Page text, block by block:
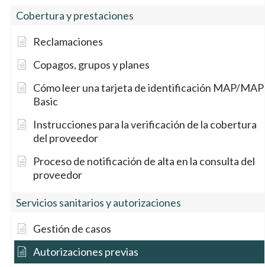
Cobertura y prestaciones
Reclamaciones
Copagos, grupos y planes
Cómo leer una tarjeta de identificación MAP/MAP
Basic
Instrucciones para la verificación de la cobertura
del proveedor
Proceso de notificación de alta en la consulta del
proveedor
Servicios sanitarios y autorizaciones
Gestión de casos
Autorizaciones previas